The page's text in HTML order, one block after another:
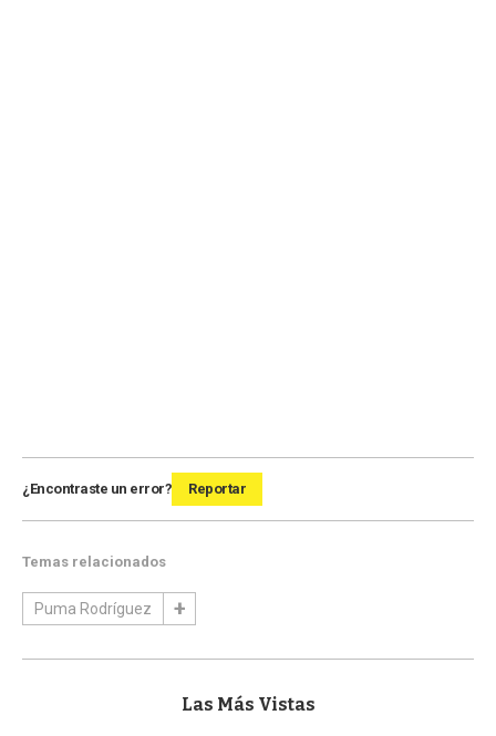
¿Encontraste un error? Reportar
Temas relacionados
Puma Rodríguez
Las Más Vistas